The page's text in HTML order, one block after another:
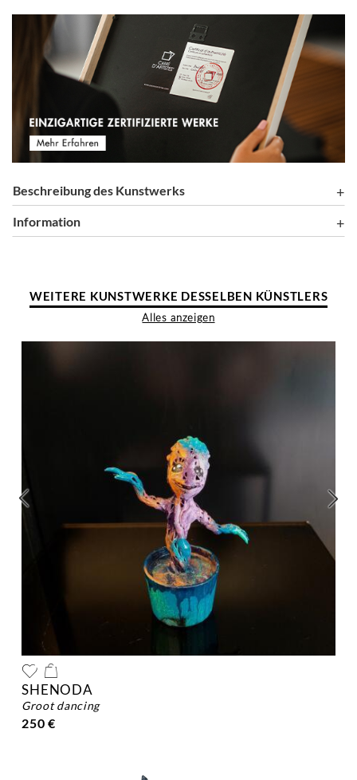
Beschreibung des Kunstwerks
Information
WEITERE KUNSTWERKE DESSELBEN KÜNSTLERS
Alles anzeigen
SHENODA
groot dancing
250 €